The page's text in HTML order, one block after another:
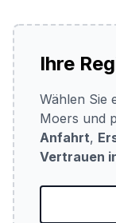
Ihre
Wählen Sie
Moers und
Anfahrt,
Vertrauen